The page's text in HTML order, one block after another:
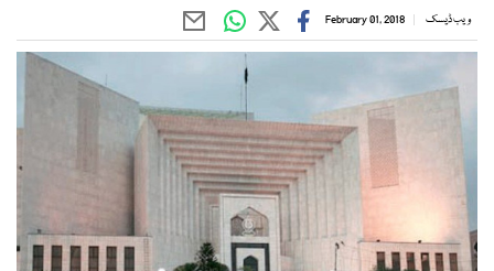
ویب ڈیسک February 01, 2018